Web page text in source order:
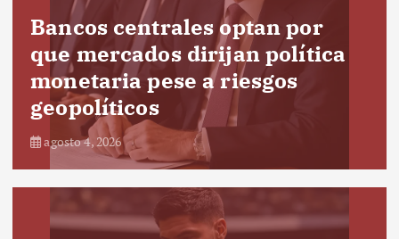
Bancos centrales optan por
que mercados dirijan política
monetaria pese a riesgos
geopolíticos
agosto 4, 2026